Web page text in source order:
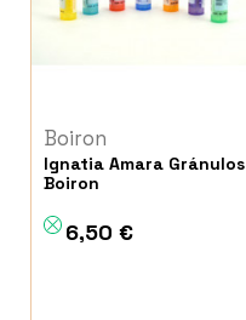
Boiron
Ignatia Amara Gránulos
Boiron
6,50 €